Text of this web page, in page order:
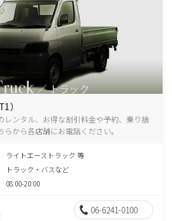
）
レンタル、お得な割引料金や予約、乗り捨
から各店舗にお電話ください。
ライトエーストラック 等
トラック・バスなど
08:00-20:00
06-6241-0100